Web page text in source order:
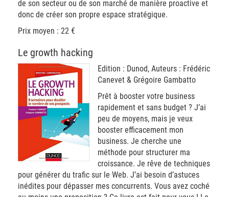
de son secteur ou de son marché de manière proactive et
donc de créer son propre espace stratégique.
Prix moyen : 22 €
Le growth hacking
Edition : Dunod, Auteurs : Frédéric
Canevet & Grégoire Gambatto
Prêt à booster votre business
rapidement et sans budget ? J’ai
peu de moyens, mais je veux
booster efficacement mon
business. Je cherche une
méthode pour structurer ma
croissance. Je rêve de techniques
pour générer du trafic sur le Web. J’ai besoin d’astuces
inédites pour dépasser mes concurrents. Vous avez coché